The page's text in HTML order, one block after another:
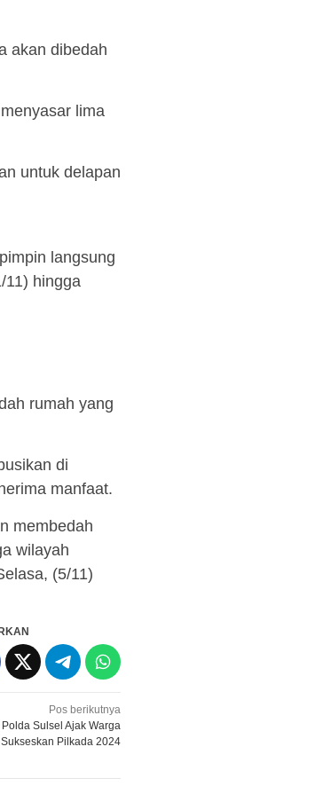
akan dibedah
lima
untuk delapan
langsung
11) hingga
rumah yang
di
manfaat.
membedah
wilayah
(5/11)
Pos berikutnya
Sulsel Ajak Warga
Sukseskan Pilkada 2024